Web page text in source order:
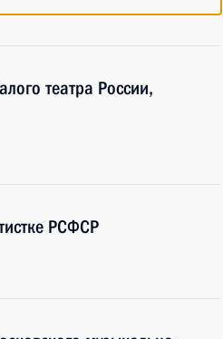
театра России,
РСФСР